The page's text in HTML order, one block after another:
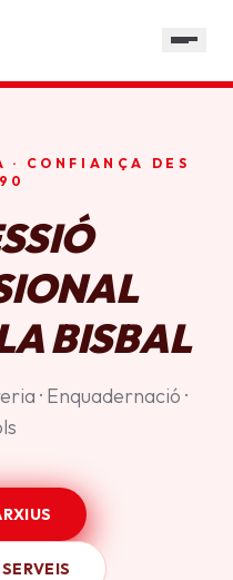
· CONFIANÇA DES
BISBAL
· Enquadernació ·